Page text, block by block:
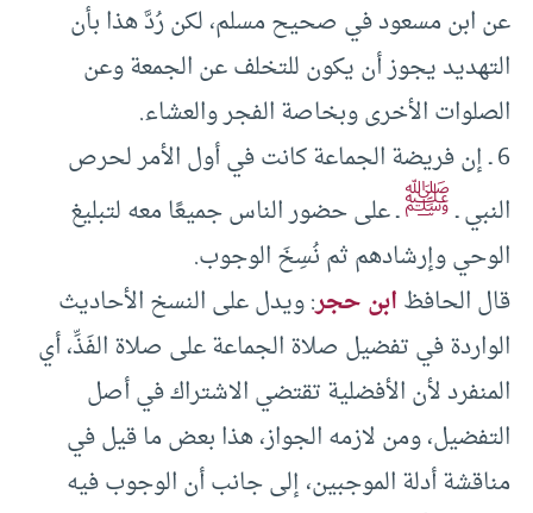
عن ابن مسعود في صحيح مسلم، لكن رُدَّ هذا بأن
التهديد يجوز أن يكون للتخلف عن الجمعة وعن
الصلوات الأخرى وبخاصة الفجر والعشاء.
6 ـ إن فريضة الجماعة كانت في أول الأمر لحرص
النبي ـﷺـ على حضور الناس جميعًا معه لتبليغ
الوحي وإرشادهم ثم نُسِخَ الوجوب.
قال الحافظابن حجر: ويدل على النسخ الأحاديث
الواردة في تفضيل صلاة الجماعة على صلاة الفَذِّ، أي
المنفرد لأن الأفضلية تقتضي الاشتراك في أصل
التفضيل، ومن لازمه الجواز، هذا بعض ما قيل في
مناقشة أدلة الموجبين، إلى جانب أن الوجوب فيه